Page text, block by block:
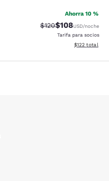
Ahorra 10 %
Precio tachado:
$120Precio con
$108USD/noche
Tarifa para socios
Ver detalles
$122 total